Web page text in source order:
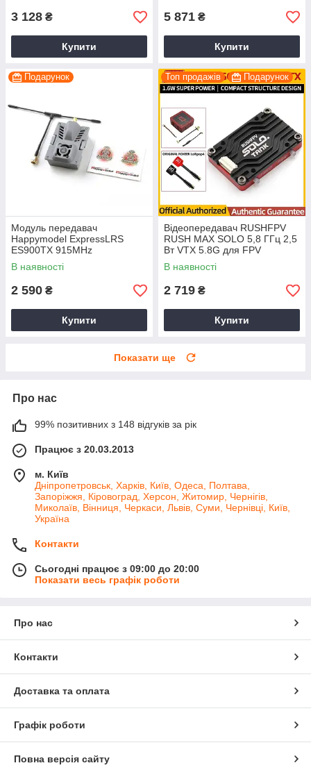
3 128 ₴
Купити
5 871 ₴
Купити
Подарунок
Модуль передавач
Happymodel ExpressLRS
ES900TX 915MHz
В наявності
2 590 ₴
Купити
Топ продажів Подарунок
Відеопередавач RUSHFPV
RUSH MAX SOLO 5,8 ГГц 2,5
Вт VTX 5.8G для FPV
квадрокоптера
В наявності
2 719 ₴
Купити
Показати ще
Про нас
99% позитивних з 148 відгуків за рік
Працює з 20.03.2013
м. Київ
Дніпропетровськ, Харків, Київ, Одеса, Полтава,
Запоріжжя, Кіровоград, Херсон, Житомир, Чернігів,
Миколаїв, Вінниця, Черкаси, Львів, Суми, Чернівці, Київ,
Україна
Контакти
Сьогодні працює з 09:00 до 20:00
Показати весь графік роботи
Про нас
Контакти
Доставка та оплата
Графік роботи
Повна версія сайту